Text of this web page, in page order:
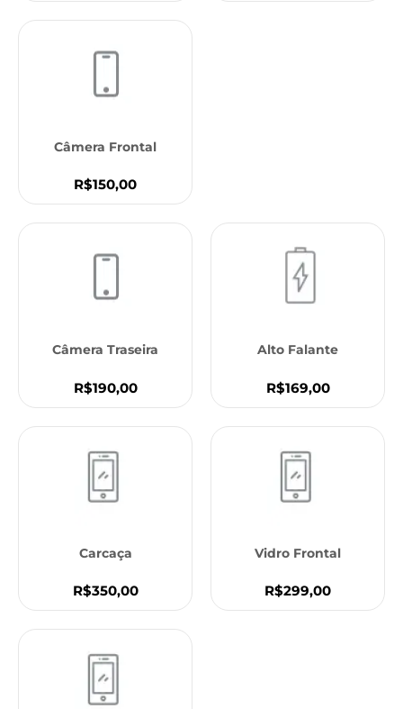
Câmera Frontal
R$150,00
Câmera Traseira
R$190,00
Alto Falante
R$169,00
Carcaça
R$350,00
Vidro Frontal
R$299,00